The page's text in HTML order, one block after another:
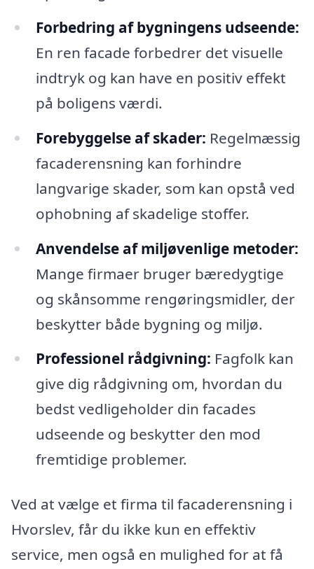
Forbedring af bygningens udseende:
En ren facade forbedrer det visuelle
indtryk og kan have en positiv effekt
på boligens værdi.
Forebyggelse af skader: Regelmæssig
facaderensning kan forhindre
langvarige skader, som kan opstå ved
ophobning af skadelige stoffer.
Anvendelse af miljøvenlige metoder:
Mange firmaer bruger bæredygtige
og skånsomme rengøringsmidler, der
beskytter både bygning og miljø.
Professionel rådgivning: Fagfolk kan
give dig rådgivning om, hvordan du
bedst vedligeholder din facades
udseende og beskytter den mod
fremtidige problemer.
Ved at vælge et firma til facaderensning i
Hvorslev, får du ikke kun en effektiv
service, men også en mulighed for at få